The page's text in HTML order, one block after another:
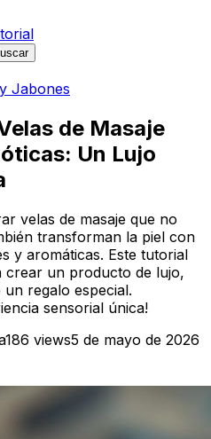
Jabones
de Masaje
Un Lujo
velas de masaje que no
transforman la piel con
y aromáticas. Este tutorial
crear un producto de lujo,
regalo especial.
sensorial única!
186 views5 de mayo de 2026